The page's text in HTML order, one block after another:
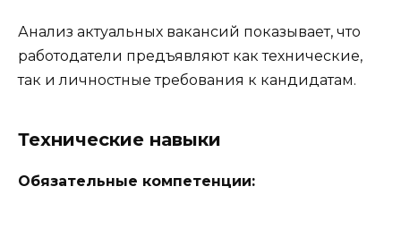
Анализ актуальных вакансий показывает, что
работодатели предъявляют как технические,
так и личностные требования к кандидатам.
Технические навыки
Обязательные компетенции: